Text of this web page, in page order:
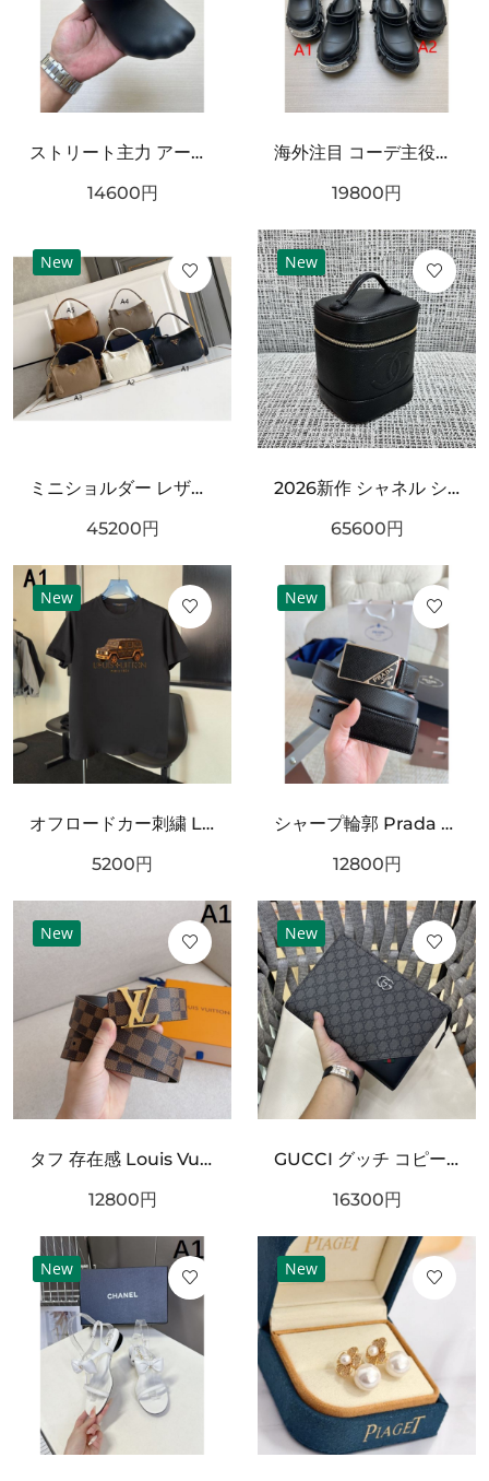
ストリート主力 アートフォルム ワンタッチ着脱 耐久ソール BALENCIAGA バーバリー コピー クロッグシューズ リラックスモード
14600円
海外注目 コーデ主役級 立体ラバー構造 クッション性良好 BALENCIAGA バーバリー コピー クロッグシューズ 耐久ソール エッジィモード
19800円
New
ミニショルダー レザー調 ワンハンドルデザイン PRADA プラダ コピー バッグ ゴールドロゴ カラーバリエーション豊富 2WAY通勤スタイル
45200円
New
2026新作 シャネル ショルダーバッグクロスボディバッグ 最新商品即完売必至｜CHANEL人気作
65600円
New
オフロードカー刺繍 LOUIS VUITTON ルイヴィトン コピー Tシャツ ブラックカラー フロントグラフィック 半袖デザイン ストリート感ある仕上がり
5200円
New
シャープ輪郭 Prada プラダ コピー ベルト ブラックレザー 細かなエンボス加工 サークルメタルバックル ロゴ刻印 都会的スタイル
12800円
New
タフ 存在感 Louis Vuitton ルイヴィトン コピー ベルト ブラックチェック型押しレザー シルバーバックル 厚みある仕様 ストリート映えデザイン
12800円
New
GUCCI グッチ コピー クラッチバッグ GGスプリームキャンバス スリムフォルム フラップデザイン リストストラップ付き 軽量設計
16300円
New New